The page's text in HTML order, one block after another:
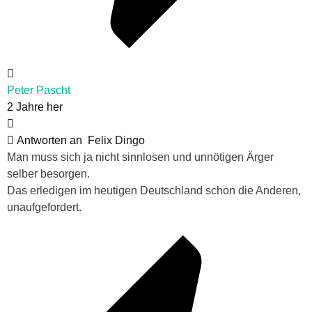
Peter Pascht
2 Jahre her
Antworten an
Felix Dingo
Man muss sich ja nicht sinnlosen und unnötigen Ärger
selber besorgen.
Das erledigen im heutigen Deutschland schon die Anderen,
unaufgefordert.